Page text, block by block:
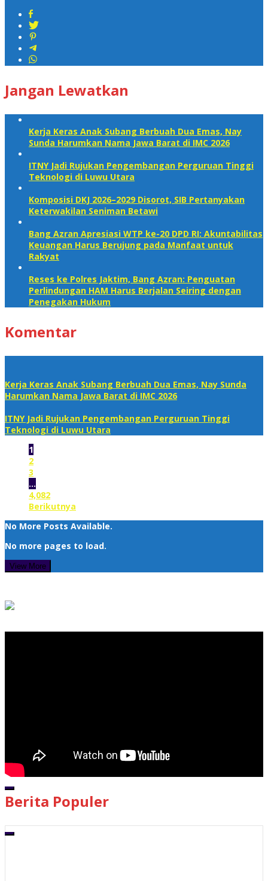
Jangan Lewatkan
Kerja Keras Anak Subang Berbuah Dua Emas, Nay
Sunda Harumkan Nama Jawa Barat di IMC 2026
ITNY Jadi Rujukan Pengembangan Perguruan Tinggi
Teknologi di Luwu Utara
Komposisi DKJ 2026–2029 Disorot, SIB Pertanyakan
Keterwakilan Seniman Betawi
Bang Azran Apresiasi WTP ke-20 DPD RI: Akuntabilitas
Keuangan Harus Berujung pada Manfaat untuk
Rakyat
Reses ke Polres Jaktim, Bang Azran: Penguatan
Perlindungan HAM Harus Berjalan Seiring dengan
Penegakan Hukum
Komentar
Kerja Keras Anak Subang Berbuah Dua Emas, Nay Sunda
Harumkan Nama Jawa Barat di IMC 2026
ITNY Jadi Rujukan Pengembangan Perguruan Tinggi
Teknologi di Luwu Utara
1
2
3
…
4,082
Berikutnya
No More Posts Available.
No more pages to load.
View More
00:00
00:00
Berita Populer